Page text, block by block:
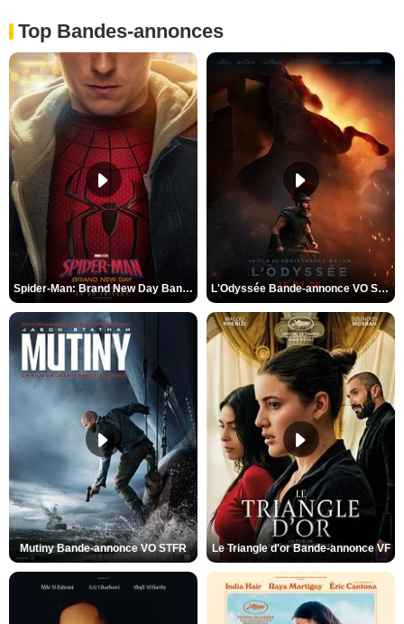
Top Bandes-annonces
Spider-Man: Brand New Day Bande-annonce VO STFR L'Odyssée Bande-annonce VO STFR
Mutiny Bande-annonce VO STFR Le Triangle d'or Bande-annonce VF